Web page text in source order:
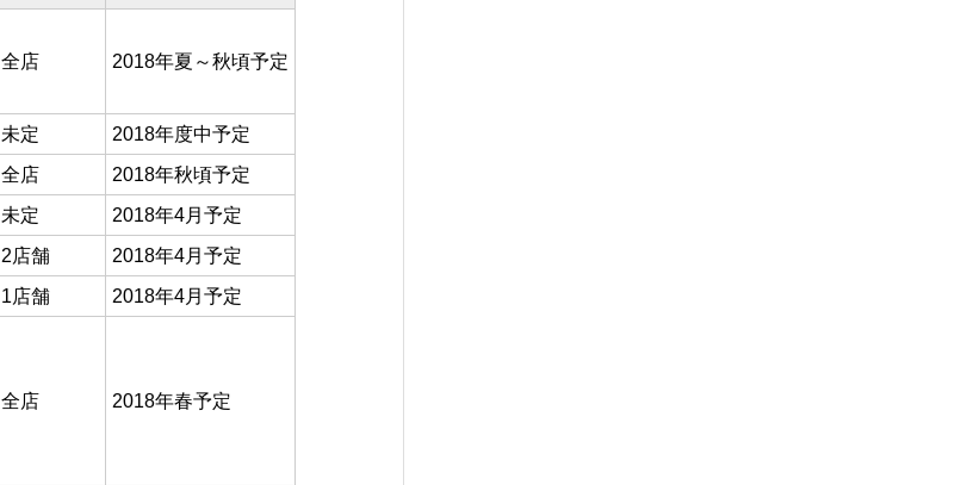
全店 2018年夏～秋頃予定
未定
2018年度中予定
全店
2018年秋頃予定
未定
2018年4月予定
2店舗
2018年4月予定
1店舗
2018年4月予定
全店 2018年春予定